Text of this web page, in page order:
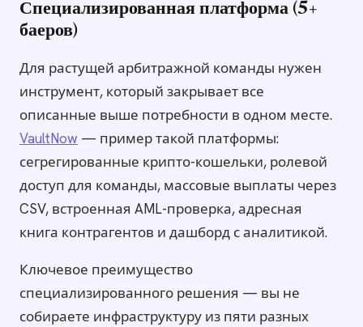
Специализированная платформа (5+
баеров)
Для растущей арбитражной команды нужен
инструмент, который закрывает все
описанные выше потребности в одном месте.
VaultNow — пример такой платформы:
сегрегированные крипто-кошельки, ролевой
доступ для команды, массовые выплаты через
CSV, встроенная AML-проверка, адресная
книга контрагентов и дашборд с аналитикой.
Ключевое преимущество
специализированного решения — вы не
собираете инфраструктуру из пяти разных